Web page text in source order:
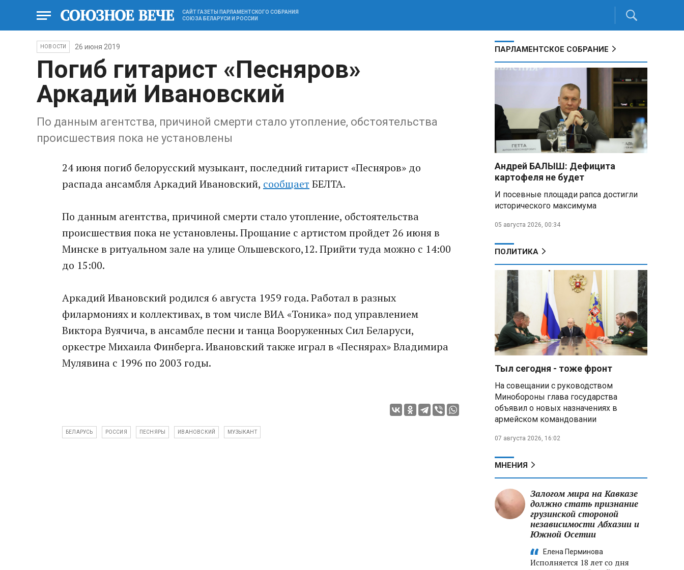
САЙТ ГАЗЕТЫ ПАРЛАМЕНТСКОГО СОБРАНИЯ
СОЮЗА БЕЛАРУСИ И РОССИИ
НОВОСТИ 26 июня 2019
Погиб гитарист «Песняров»
Аркадий Ивановский
По данным агентства, причиной смерти стало утопление, обстоятельства
происшествия пока не установлены
24 июня погиб белорусский музыкант, последний гитарист «Песняров» до
распада ансамбля Аркадий Ивановский, сообщает БЕЛТА.
По данным агентства, причиной смерти стало утопление, обстоятельства
происшествия пока не установлены. Прощание с артистом пройдет 26 июня в
Минске в ритуальном зале на улице Ольшевского,12. Прийти туда можно с 14:00
до 15:00.
Аркадий Ивановский родился 6 августа 1959 года. Работал в разных
филармониях и коллективах, в том числе ВИА «Тоника» под управлением
Виктора Вуячича, в ансамбле песни и танца Вооруженных Сил Беларуси,
оркестре Михаила Финберга. Ивановский также играл в «Песнярах» Владимира
Мулявина с 1996 по 2003 годы.
БЕЛАРУСЬ РОССИЯ ПЕСНЯРЫ ИВАНОВСКИЙ МУЗЫКАНТ
ПАРЛАМЕНТСКОЕ СОБРАНИЕ
Андрей БАЛЫШ: Дефицита
картофеля не будет
И посевные площади рапса достигли
исторического максимума
05 августа 2026, 00:34
ПОЛИТИКА
Тыл сегодня - тоже фронт
На совещании с руководством
Минобороны глава государства
объявил о новых назначениях в
армейском командовании
07 августа 2026, 16:02
МНЕНИЯ
Залогом мира на Кавказе
должно стать признание
грузинской стороной
независимости Абхазии и
Южной Осетии
Елена Перминова
Исполняется 18 лет со дня